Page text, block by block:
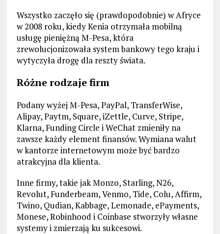
Wszystko zaczęło się (prawdopodobnie) w Afryce
w 2008 roku, kiedy Kenia otrzymała mobilną
usługę pieniężną M-Pesa, która
zrewolucjonizowała system bankowy tego kraju i
wytyczyła drogę dla reszty świata.
Różne rodzaje firm
Podany wyżej M-Pesa, PayPal, TransferWise,
Alipay, Paytm, Square, iZettle, Curve, Stripe,
Klarna, Funding Circle i WeChat zmieniły na
zawsze każdy element finansów. Wymiana walut
w kantorze internetowym może być bardzo
atrakcyjna dla klienta.
Inne firmy, takie jak Monzo, Starling, N26,
Revolut, Funderbeam, Venmo, Tide, Colu, Affirm,
Twino, Qudian, Kabbage, Lemonade, ePayments,
Monese, Robinhood i Coinbase stworzyły własne
systemy i zmierzają ku sukcesowi.